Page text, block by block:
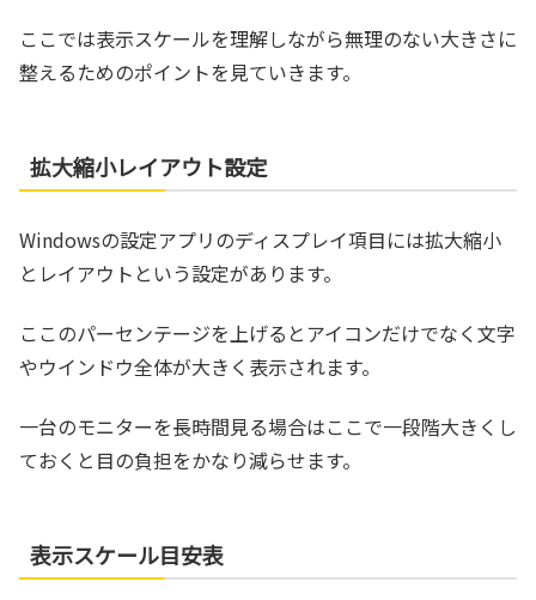
ここでは表示スケールを理解しながら無理のない大きさに
整えるためのポイントを見ていきます。
拡大縮小レイアウト設定
Windowsの設定アプリのディスプレイ項目には拡大縮小
とレイアウトという設定があります。
ここのパーセンテージを上げるとアイコンだけでなく文字
やウインドウ全体が大きく表示されます。
一台のモニターを長時間見る場合はここで一段階大きくし
ておくと目の負担をかなり減らせます。
表示スケール目安表